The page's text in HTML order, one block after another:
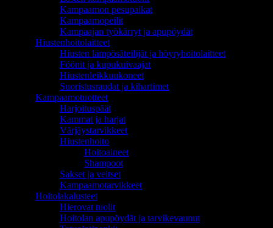
Kampaamon pesupaikat
Kampaamopeilit
Kampaajan työkärryt ja apupöydät
Hiustenhoitolaitteet
Hiusten lämpösäteilijät ja höyryhoitolaitteet
Föönit ja kupukuivaajat
Hiustenleikkuukoneet
Suoristusraudat ja kihartimet
Kampaamotuotteet
Harjoituspäät
Kammat ja harjat
Värjäystarvikkeet
Hiustenhoito
Hoitoaineet
Shampoot
Sakset ja veitset
Kampaamotarvikkeet
Hoitolakalusteet
Hierovat tuolit
Hoitolan apupöydät ja tarvikevaunut